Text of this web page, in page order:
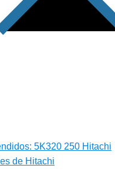
5K320 250 Hitachi
de Hitachi